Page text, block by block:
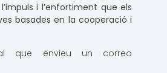
i l’enfortiment que els
basades en la cooperació i
que envieu un correo